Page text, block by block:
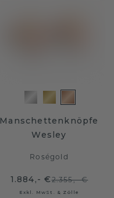
Manschettenknöpfe
Wesley
Roségold
1.884,- €2.355,- €
Exkl. MwSt. & Zölle